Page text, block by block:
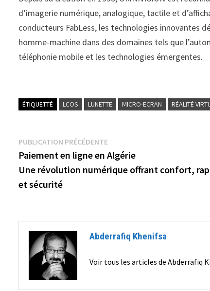
d’imagerie numérique, analogique, tactile et
conducteurs FabLess, les technologies innovantes
homme-machine dans des domaines tels que
téléphonie mobile et les technologies émergentes.
ÉTIQUETTÉ LCOS LUNETTE MICRO-ECRAN RÉALITÉ
Navigation
de
l’article
PUBLICATION PRÉCÉDENTEPublication
précédente :
Paiement en ligne en Algérie
Une révolution numérique offrant confort,
et sécurité
Abderrafiq Khenifsa
Voir tous les articles de Abderrafiq